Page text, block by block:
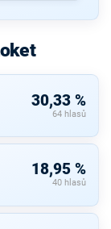
30,33 %
64 hlasů
18,95 %
40 hlasů